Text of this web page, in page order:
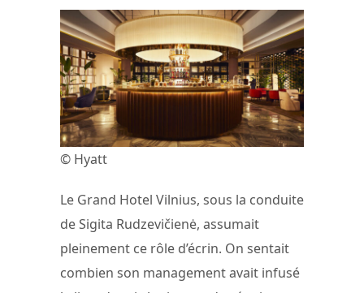
© Hyatt
Le Grand Hotel Vilnius, sous la conduite
de Sigita Rudzevičienė, assumait
pleinement ce rôle d’écrin. On sentait
combien son management avait infusé